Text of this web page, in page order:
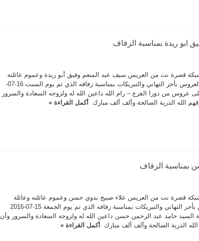
ابو ريدة بمناسبة الزفاف
قصرة نت من العريس سيف عبد المنعم وفيق أبو ريدة وعموم عائلته
وعائلة العروس بأحر التهاني والتبريكات بمناسبة زفافه الذي تم يوم السبت 16-07-
على عروس من دورا القرع – رام الله داعين الله له ولزوجه السعادة والسرور
الله الذرية الصالحة وألف ألف مبارك أكمل القراءة »
بمناسبة الزفاف
قصرة نت من العريس علاء صبيح بدوي حسن وعموم عائلته وعائلة
العروس بأحر التهاني والتبريكات بمناسبة زفافه الذي تم يوم الجمعة 15-07-2016
السيد حامد عبد الرحمن حسن داعين الله له ولزوجه السعادة والسرور وأن
الذرية الصالحة وألف ألف مبارك أكمل القراءة »